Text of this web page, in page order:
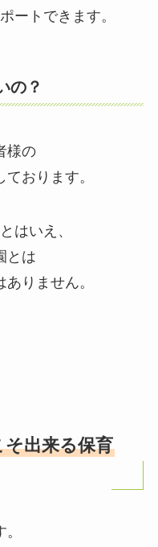
ートできます。
の？
様の
おります。
はいえ、
とは
りません。
出来る保育